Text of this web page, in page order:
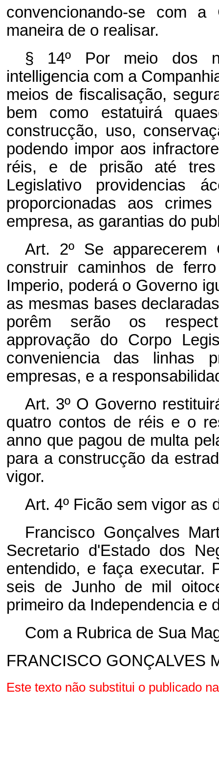
convencionando-se com
maneira de o realisar.
§ 14º Por meio dos
intelligencia com a
meios de fiscalisação,
bem como estatuirá
construcção, uso,
podendo impor aos
réis, e de prisão até
Legislativo providencias
proporcionadas aos
empresa, as garantias do
Art. 2º Se apparecerem
construir caminhos de
Imperio, poderá o Governo
as mesmas bases
porêm serão os
approvação do Corpo
conveniencia das linhas
empresas, e a
Art. 3º O Governo
quatro contos de réis e o
anno que pagou de multa
para a construcção da
vigor.
Art. 4º Ficão sem vigor as
Francisco Gonçalves
Secretario d'Estado dos
entendido, e faça executar.
seis de Junho de mil
primeiro da Independencia e
Com a Rubrica de Sua
FRANCISCO GONÇALVES
Este texto não substitui o publicado